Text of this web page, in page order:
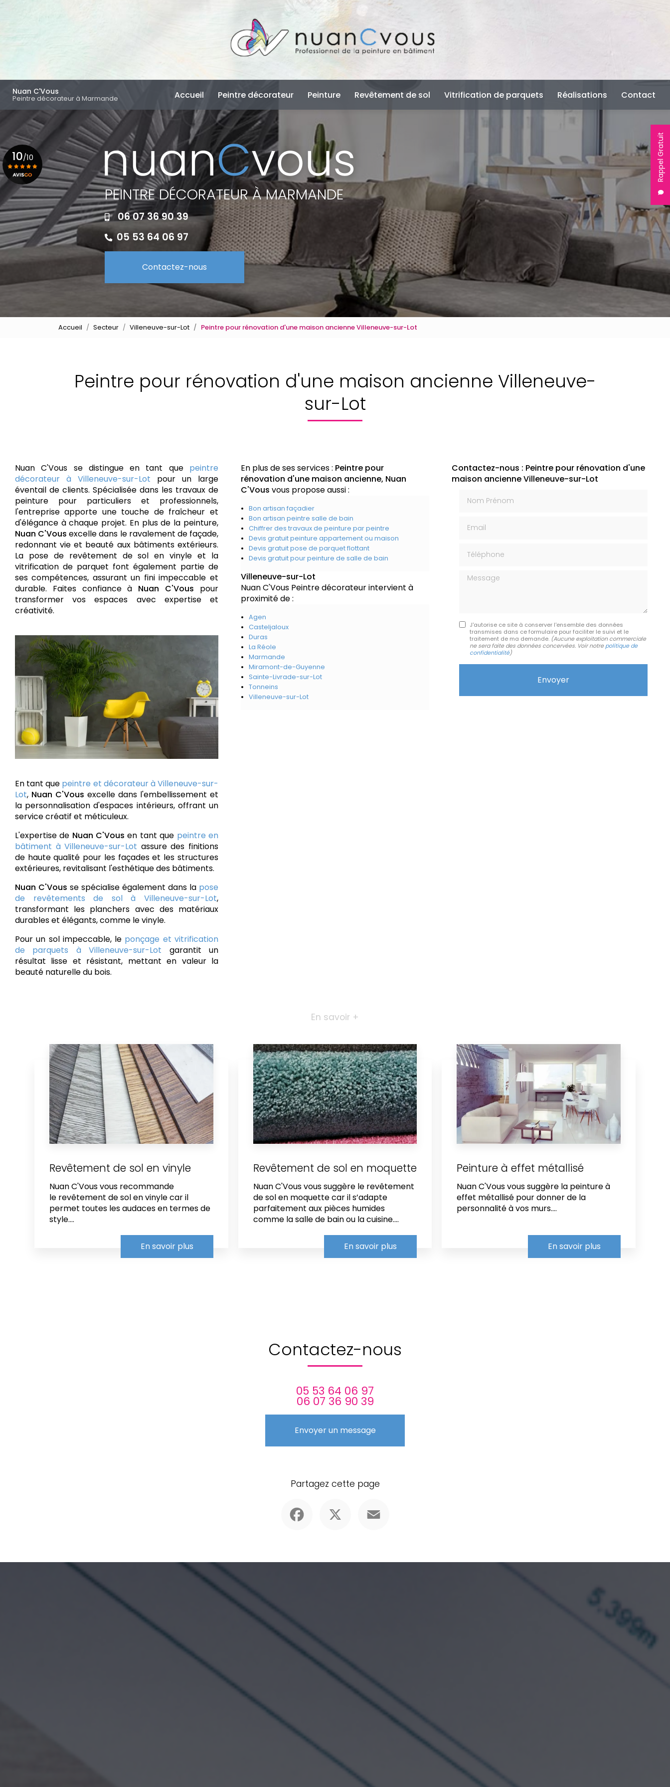
principal
Nuan C'Vous
Peintre décorateur à Marmande
Rappel Gratuit
Accueil
Peintre décorateur Peinture Revêtement de sol Vitrification de parquets Réalisations Contact
PEINTRE DÉCORATEUR À MARMANDE
06 07 36 90 39
05 53 64 06 97
Contactez-nous
10/10
Voir le certificat
Accueil Secteur Villeneuve-sur-Lot Peintre pour rénovation d'une maison ancienne Villeneuve-sur-Lot
Peintre pour rénovation d'une maison ancienne Villeneuve-
sur-Lot
Nuan C'Vous se distingue en tant que peintre
décorateur à Villeneuve-sur-Lot pour un large
éventail de clients. Spécialisée dans les travaux de
peinture pour particuliers et professionnels,
l'entreprise apporte une touche de fraîcheur et
d'élégance à chaque projet. En plus de la peinture,
Nuan C'Vous excelle dans le ravalement de façade,
redonnant vie et beauté aux bâtiments extérieurs.
La pose de revêtement de sol en vinyle et la
vitrification de parquet font également partie de
ses compétences, assurant un fini impeccable et
durable. Faites confiance à Nuan C'Vous pour
transformer vos espaces avec expertise et
créativité.
En tant que peintre et décorateur à Villeneuve-sur-
Lot, Nuan C'Vous excelle dans l'embellissement et
la personnalisation d'espaces intérieurs, offrant un
service créatif et méticuleux.
L'expertise de Nuan C'Vous en tant que peintre en
bâtiment à Villeneuve-sur-Lot assure des finitions
de haute qualité pour les façades et les structures
extérieures, revitalisant l'esthétique des bâtiments.
Nuan C'Vous se spécialise également dans la pose
de revêtements de sol à Villeneuve-sur-Lot,
transformant les planchers avec des matériaux
durables et élégants, comme le vinyle.
Pour un sol impeccable, le ponçage et vitrification
de parquets à Villeneuve-sur-Lot garantit un
résultat lisse et résistant, mettant en valeur la
beauté naturelle du bois.
En plus de ses services : Peintre pour
rénovation d'une maison ancienne, Nuan
C'Vous vous propose aussi :
Bon artisan façadier
Bon artisan peintre salle de bain
Chiffrer des travaux de peinture par peintre
Devis gratuit peinture appartement ou maison
Devis gratuit pose de parquet flottant
Devis gratuit pour peinture de salle de bain
Villeneuve-sur-Lot
Nuan C'Vous Peintre décorateur intervient à
proximité de :
Agen
Casteljaloux
Duras
La Réole
Marmande
Miramont-de-Guyenne
Sainte-Livrade-sur-Lot
Tonneins
Villeneuve-sur-Lot
Contactez-nous : Peintre pour rénovation d'une
maison ancienne Villeneuve-sur-Lot
Message
J'autorise ce site à conserver l'ensemble des données
transmises dans ce formulaire pour faciliter le suivi et le
traitement de ma demande. (Aucune exploitation commerciale
ne sera faite des données concervées. Voir notrepolitique de
confidentialité)
En savoir +
Revêtement de sol en vinyle
Nuan C'Vous vous recommande
le revêtement de sol en vinyle car il
permet toutes les audaces en termes de
style....
En savoir plus
Revêtement de sol en moquette
Nuan C'Vous vous suggère le revêtement
de sol en moquette car il s’adapte
parfaitement aux pièces humides
comme la salle de bain ou la cuisine....
En savoir plus
Peinture à effet métallisé
Nuan C'Vous vous suggère la peinture à
effet métallisé pour donner de la
personnalité à vos murs....
En savoir plus
Contactez-nous
05 53 64 06 97
06 07 36 90 39
Envoyer un message
Partagez cette page